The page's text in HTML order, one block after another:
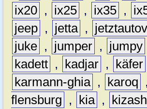
ix20 , ix25 , ix35 ,
jeep , jetta ,
juke , jumper , jumpy
kadett , kadjar , käfer
karmann-ghia , karoq ,
flensburg
, kia ,